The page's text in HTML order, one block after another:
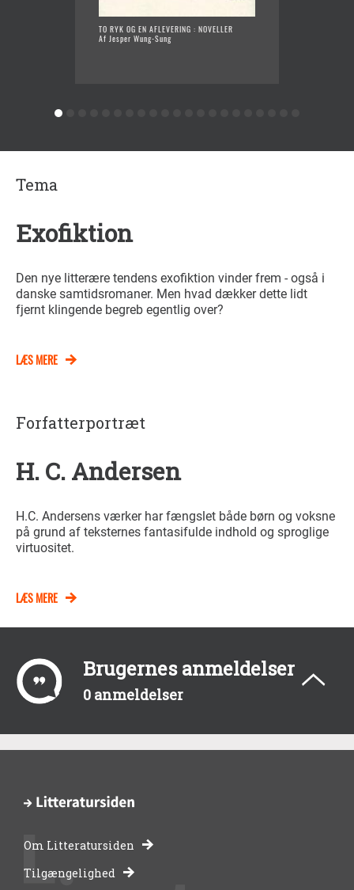
TO RYK OG EN AFLEVERING : NOVELLER
Af Jesper Wung-Sung
Tema
Exofiktion
Den nye litterære tendens exofiktion vinder frem - også i
danske samtidsromaner. Men hvad dækker dette lidt
fjernt klingende begreb egentlig over?
LÆS MERE
Forfatterportræt
H. C. Andersen
H.C. Andersens værker har fængslet både børn og voksne
på grund af teksternes fantasifulde indhold og sproglige
virtuositet.
LÆS MERE
Brugernes anmeldelser
0 anmeldelser
-
Om Litteratursiden
Tilgængelighed